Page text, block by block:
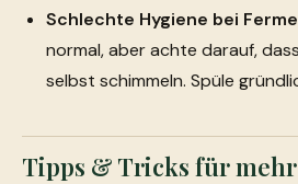
Schlechte Hygiene bei
normal, aber achte darauf,
selbst schimmeln. Spüle
Tipps & Tricks für